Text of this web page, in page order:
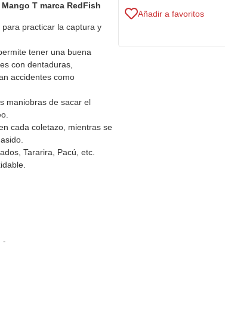
T marca RedFish
practicar la captura y
tener una buena
con dentaduras,
accidentes como
maniobras de sacar el
cada coletazo, mientras se
Tararira, Pacú, etc.
-
Añadir a favoritos